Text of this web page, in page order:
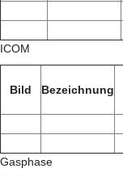
ICOM
Bild Bezeichnung
Gasphase